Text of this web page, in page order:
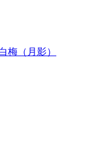
梅（月影）